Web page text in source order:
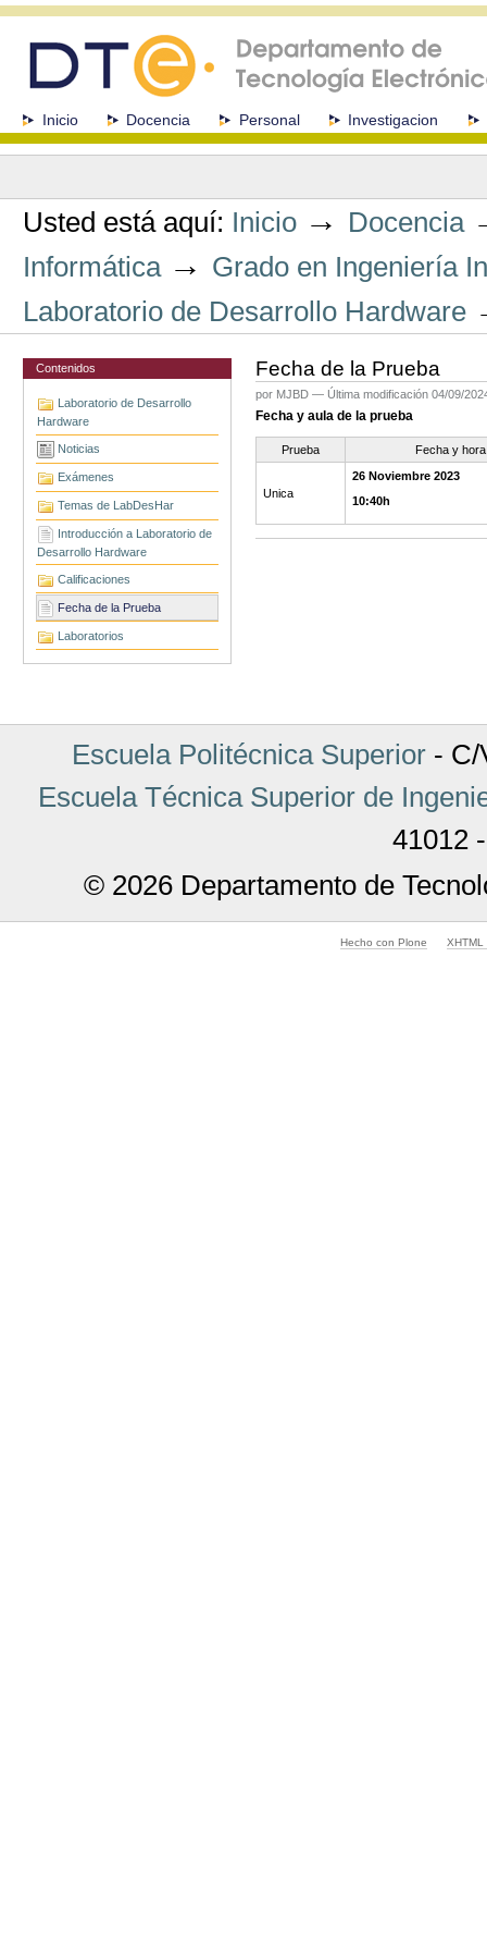
navegación
SeccionesInicio Docencia Personal Investigacion
Herramientas
Usted está aquí: Inicio → Docencia
Informática → Grado en Ingeniería
Laboratorio de Desarrollo Hardware
Contenidos
Laboratorio de Desarrollo
Hardware
Noticias
Exámenes
Temas de LabDesHar
Introducción a Laboratorio de
Desarrollo Hardware
Calificaciones
Fecha de la Prueba
Laboratorios
Fecha de la Prueba
por MJBD — Última modificación 04/09/
Fecha y aula de la prueba
Prueba Fecha y hora
Unica
26 Noviembre 2023
10:40h
Escuela Politécnica Superior- C/
Escuela Técnica Superior de
41012
© 2026 Departamento de
Hecho con Plone XHTML